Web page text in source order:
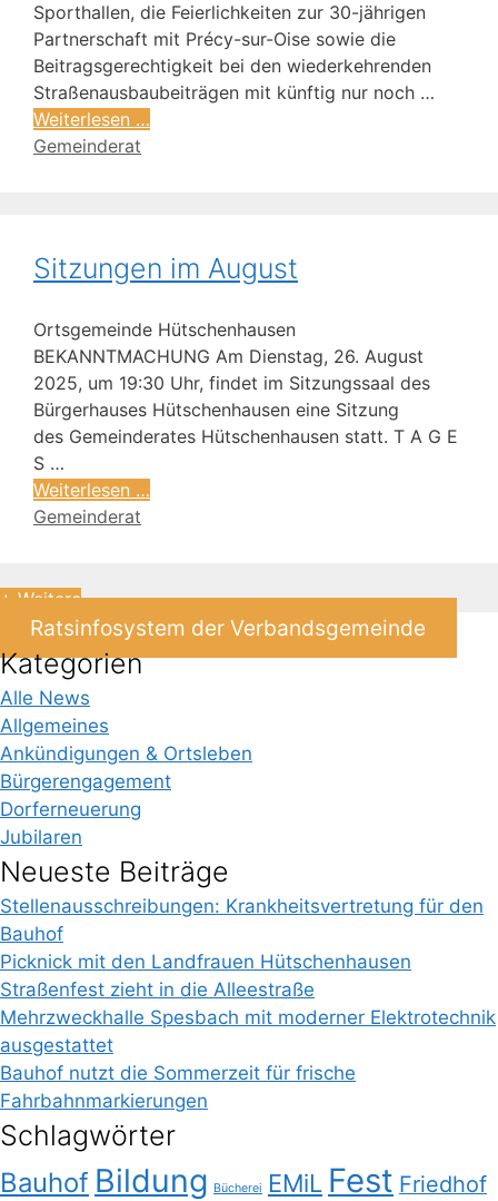
Sporthallen, die Feierlichkeiten zur 30-jährigen
Partnerschaft mit Précy-sur-Oise sowie die
Beitragsgerechtigkeit bei den wiederkehrenden
Straßenausbaubeiträgen mit künftig nur noch …
Weiterlesen …
Gemeinderat
Sitzungen im August
Ortsgemeinde Hütschenhausen
BEKANNTMACHUNG Am Dienstag, 26. August
2025, um 19:30 Uhr, findet im Sitzungssaal des
Bürgerhauses Hütschenhausen eine Sitzung
des Gemeinderates Hütschenhausen statt. T A G E
S …
Weiterlesen …
Gemeinderat
+ Weitere
Ratsinfosystem der Verbandsgemeinde
Kategorien
Alle News
Allgemeines
Ankündigungen & Ortsleben
Bürgerengagement
Dorferneuerung
Jubilaren
Neueste Beiträge
Stellenausschreibungen: Krankheitsvertretung für den
Bauhof
Picknick mit den Landfrauen Hütschenhausen
Straßenfest zieht in die Alleestraße
Mehrzweckhalle Spesbach mit moderner Elektrotechnik
ausgestattet
Bauhof nutzt die Sommerzeit für frische
Fahrbahnmarkierungen
Schlagwörter
Bauhof Bildung Bücherei EMiL Fest Friedhof